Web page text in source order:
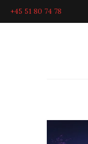
+45 51 80 74 78